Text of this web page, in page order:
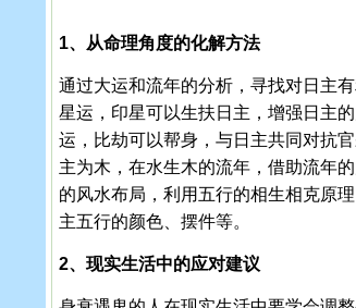
1、从命理角度的化解方法
通过大运和流年的分析，寻找对日主
星运，印星可以生扶日主，增强日主
运，比劫可以帮身，与日主共同对抗
主为木，在水生木的流年，借助流年
的风水布局，利用五行的相生相克原
主五行的颜色、摆件等。
2、现实生活中的应对建议